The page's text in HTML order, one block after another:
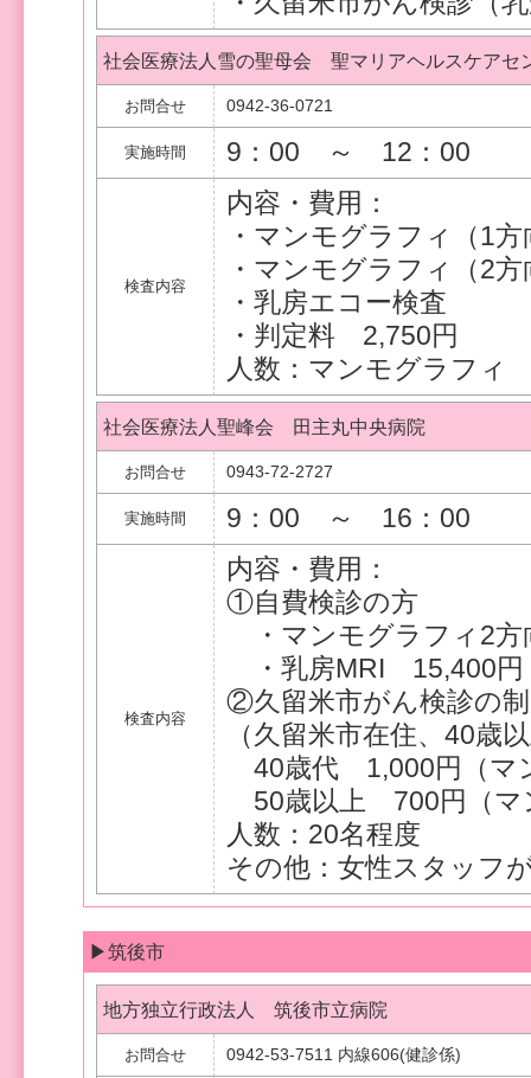
社会医療法人雪の聖母会 聖マリアヘルスケアセ
お問合せ 0942-36-0721
実施時間 9：00 ～ 12：00
検査内容
内容・費用：
・マンモグラフィ（1
・マンモグラフィ（2
・乳房エコー検
・判定料 2,750円
人数：マンモグラフ
社会医療法人聖峰会 田主丸中央病院
お問合せ 0943-72-2727
実施時間 9：00 ～ 16：00
検査内容
内容・費用：
①自費検診の方
・マンモグラフィ2
・乳房MRI 15,400円
②久留米市がん検診の
（久留米市在住、40歳
40歳代 1,000円（マ
50歳以上 700円（マ
人数：20名程度
その他：女性スタッフ
▶筑後市
地方独立行政法人 筑後市立病院
お問合せ 0942-53-7511 内線606(健診係)